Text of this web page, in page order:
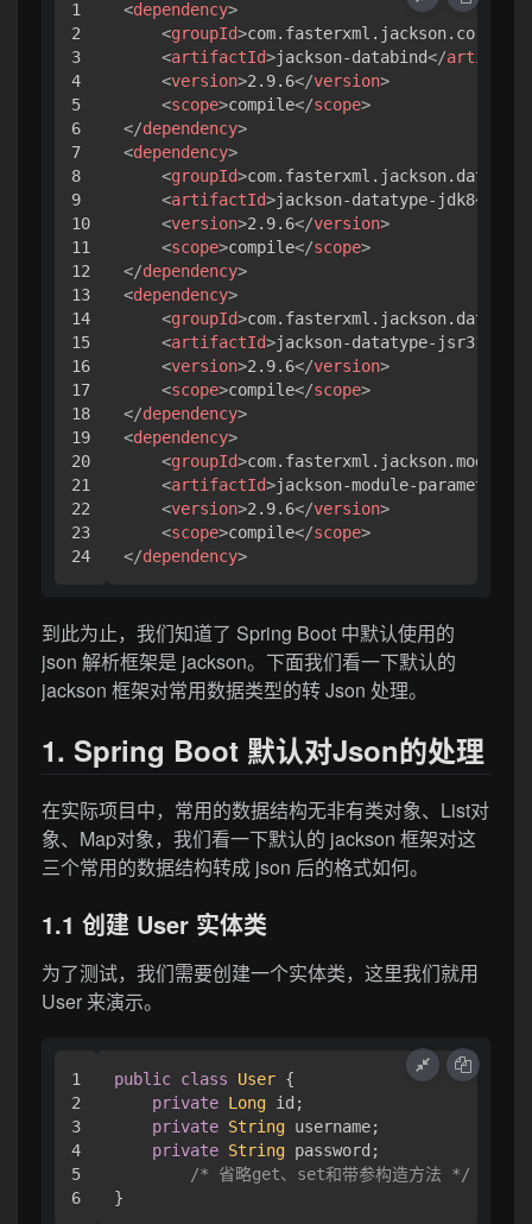
1
2
3
4
5
6
7
8
9
10
11
12
13
14
15
16
17
18
19
20
21
22
23
<dependency>
<groupId>com.fasterxml.jackson.core
<artifactId>jackson-databind</
<version>2.9.6</version>
<scope>compile</scope>
</dependency>
<dependency>
<groupId>com.fasterxml.jackson.datatype
<artifactId>jackson-datatype-jdk8</
<version>2.9.6</version>
<scope>compile</scope>
</dependency>
<dependency>
<groupId>com.fasterxml.jackson.datatype
<artifactId>jackson-datatype-jsr310
<version>2.9.6</version>
<scope>compile</scope>
</dependency>
<dependency>
<groupId>com.fasterxml.jackson.module
<artifactId>jackson-module-parameter-
<version>2.9.6</version>
<scope>compile</scope>
</dependency>
到此为止，我们知道了 Spring Boot 中默认使用的
json 解析框架是 jackson。下面我们看一下默认的
jackson 框架对常用数据类型的转 Json 处理。
1. Spring Boot 默认对Json的处理
在实际项目中，常用的数据结构无非有类对象、List对
象、Map对象，我们看一下默认的 jackson 框架对这
三个常用的数据结构转成 json 后的格式如何。
1.1 创建 User 实体类
为了测试，我们需要创建一个实体类，这里我们就用
User 来演示。
1
2
3
4
5
public class User {
private Long id;
private String username;
private String password;
/* 省略get、set和带参构造方法 */
}